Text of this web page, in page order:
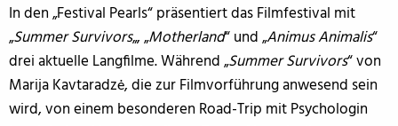
In den „Festival Pearls“ präsentiert das Filmfestival mit
„Summer Survivors„, „Motherland“ und „Animus Animalis“
drei aktuelle Langfilme. Während „Summer Survivors“ von
Marija Kavtaradzė, die zur Filmvorführung anwesend sein
wird, von einem besonderen Road-Trip mit Psychologin